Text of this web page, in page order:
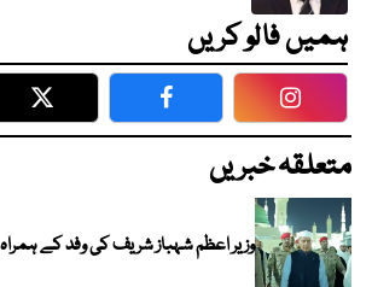
ہمیں فالو کریں
Twitter Facebook
متعلقہ خبریں
وزیر اعظم شہباز شریف کی وفد کے